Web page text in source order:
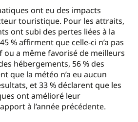
ont eu des impacts
touristique. Pour les attraits,
ont subi des pertes liées à la
% affirment que celle-ci n’a pas
ou a même favorisé de meilleurs
hébergements, 56 % des
que la météo n’a eu aucun
et 33 % déclarent que les
ont amélioré leur
à l’année précédente.